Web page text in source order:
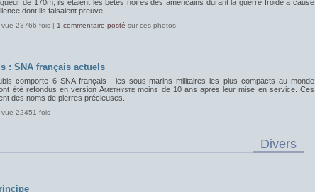
de 170m, ils étaient les bêtes noires des américains durant la guerre froide à cause
dont ils faisaient preuve.
23766 fois | 1 commentaire posté sur ces photos
: SNA français actuels
comporte 6 SNA français : les sous-marins militaires les plus compacts au monde
été refondus en versionAmethyste moins de 10 ans après leur mise en service. Ces
des noms de pierres précieuses.
22451 fois
Divers